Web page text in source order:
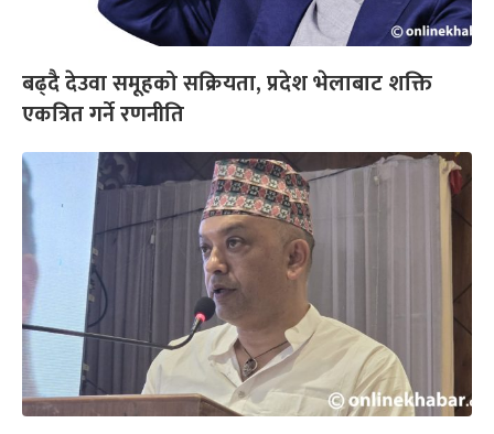
बढ्दै देउवा समूहको सक्रियता, प्रदेश भेलाबाट शक्ति
एकत्रित गर्ने रणनीति